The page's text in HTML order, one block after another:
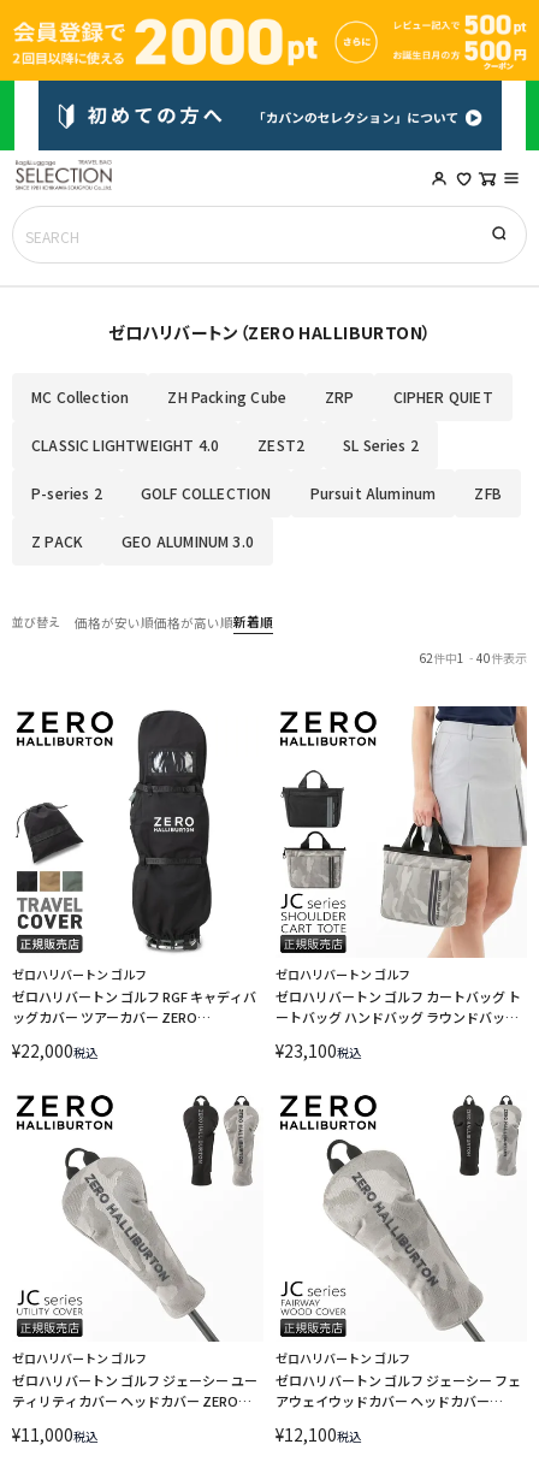
ゼロハリバートン（ZERO HALLIBURTON）
MC Collection ZH Packing Cube ZRP CIPHER QUIET
CLASSIC LIGHTWEIGHT 4.0 ZEST2 SL Series 2
P-series 2 GOLF COLLECTION Pursuit Aluminum ZFB
Z PACK GEO ALUMINUM 3.0
並び替え 価格が安い順価格が高い順新着順
62件中1 - 40件表示
ゼロハリバートン ゴルフ
ゼロハリバートン ゴルフ RGF キャディバ
ッグカバー ツアーカバー ZERO
¥22,000税込
ゼロハリバートン ゴルフ
ゼロハリバートン ゴルフ カートバッグ ト
ートバッグ ハンドバッグ ラウンドバッグ
COLLECTION JC Series 85255
¥23,100税込
ゼロハリバートン ゴルフ
ゼロハリバートン ゴルフ ジェーシー ユー
ティリティカバー ヘッドカバー ZERO
¥11,000税込
ゼロハリバートン ゴルフ
ゼロハリバートン ゴルフ ジェーシー フェ
アウェイウッドカバー ヘッドカバー
¥12,100税込